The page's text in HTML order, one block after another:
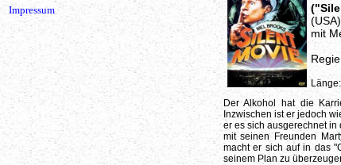
(USA)
mit
Der Alkohol hat die
Inzwischen ist er jedoch
er es sich ausgerechnet in
mit seinen Freunden
macht er sich auf in das
seinem Plan zu
Impressum